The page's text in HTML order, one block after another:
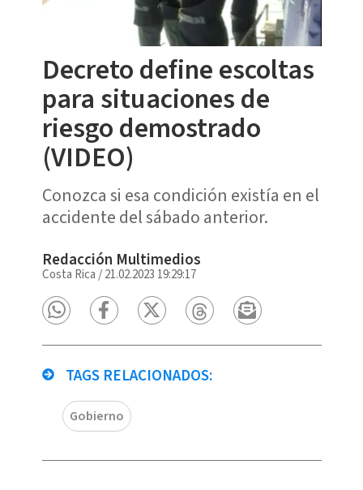
Decreto define escoltas
para situaciones de
riesgo demostrado
(VIDEO)
Conozca si esa condición existía en el
accidente del sábado anterior.
Redacción Multimedios
Costa Rica /21.02.2023 19:29:17
TAGS RELACIONADOS:
Gobierno